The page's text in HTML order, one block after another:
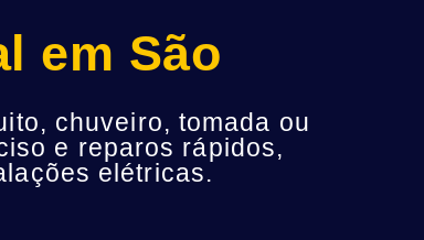
em São
chuveiro, tomada ou
e reparos rápidos,
elétricas.